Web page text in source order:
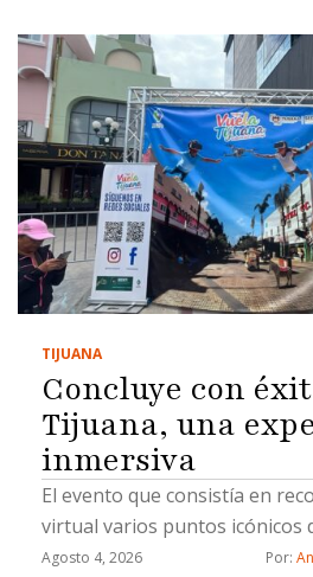
TIJUANA
Concluye con
Tijuana, una
inmersiva
El evento que consistía en
virtual varios puntos icónicos
Agosto 4, 2026 Por: